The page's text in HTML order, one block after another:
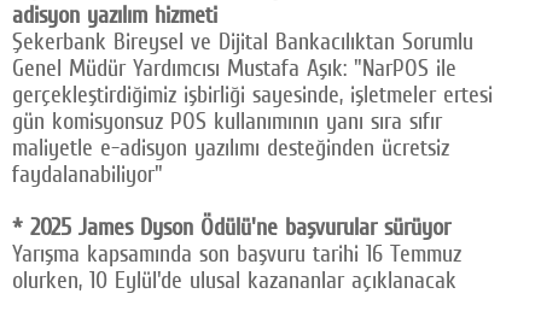
adisyon yazılım hizmeti
Şekerbank Bireysel ve Dijital Bankacılıktan Sorumlu
Genel Müdür Yardımcısı Mustafa Aşık: "NarPOS ile
gerçekleştirdiğimiz işbirliği sayesinde, işletmeler ertesi
gün komisyonsuz POS kullanımının yanı sıra sıfır
maliyetle e-adisyon yazılımı desteğinden ücretsiz
faydalanabiliyor"
* 2025 James Dyson Ödülü'ne başvurular sürüyor
Yarışma kapsamında son başvuru tarihi 16 Temmuz
olurken, 10 Eylül'de ulusal kazananlar açıklanacak